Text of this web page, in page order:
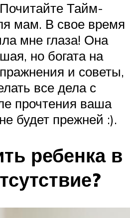
Тайм-
мам. В свое время
мне глаза! Она
но богата на
и советы,
все дела с
прочтения ваша
будет прежней :).
ребенка в